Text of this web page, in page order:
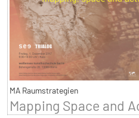
MA Raumstrategien
Mapping Space and